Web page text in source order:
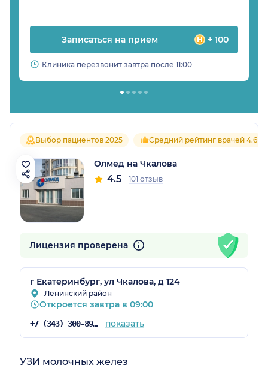
Записаться на прием + 100
Клиника перезвонит завтра после 11:00
Выбор пациентов 2025 Средний рейтинг врачей 4.6
Олмед на Чкалова
4.5 101 отзыв
Лицензия проверена
г Екатеринбург, ул Чкалова, д 124
Ленинский район
Откроется завтра в 09:00
+7 (343) 300-89-30 показать
УЗИ молочных желез